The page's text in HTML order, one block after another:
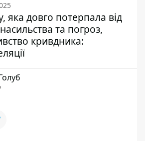
яка довго потерпала від
та погроз,
кривдника: